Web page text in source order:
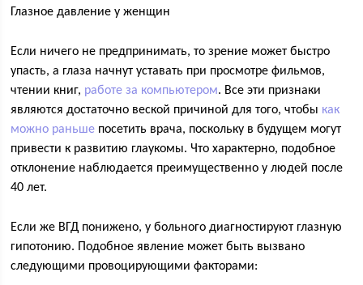
Глазное давление у женщин
Если ничего не предпринимать, то зрение может быстро
упасть, а глаза начнут уставать при просмотре фильмов,
чтении книг, работе за компьютером. Все эти признаки
являются достаточно веской причиной для того, чтобы как
можно раньше посетить врача, поскольку в будущем могут
привести к развитию глаукомы. Что характерно, подобное
отклонение наблюдается преимущественно у людей после
40 лет.
Если же ВГД понижено, у больного диагностируют глазную
гипотонию. Подобное явление может быть вызвано
следующими провоцирующими факторами: